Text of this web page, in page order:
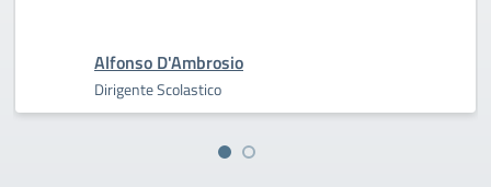
Alfonso D'Ambrosio
Dirigente Scolastico